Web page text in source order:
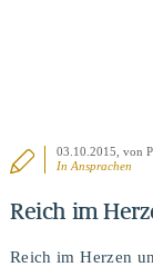
03.10.2015 , von
InAnsprachen
Reich im
Reich im Herzen